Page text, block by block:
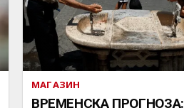
МАГАЗИН
ВРЕМЕНСКА ПРОГНОЗА: